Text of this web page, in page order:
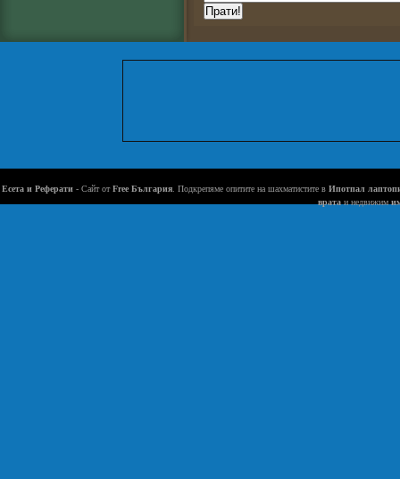
Есета и Реферати- Сайт отFree България. Подкрепяме опитите на шахматистите в Ипотпал
врата и недвижим